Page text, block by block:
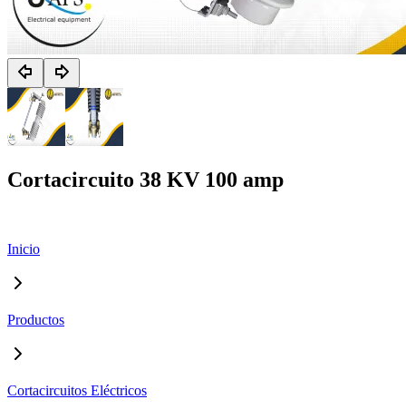
Cortacircuito 38 KV 100 amp
Inicio
Productos
Cortacircuitos Eléctricos